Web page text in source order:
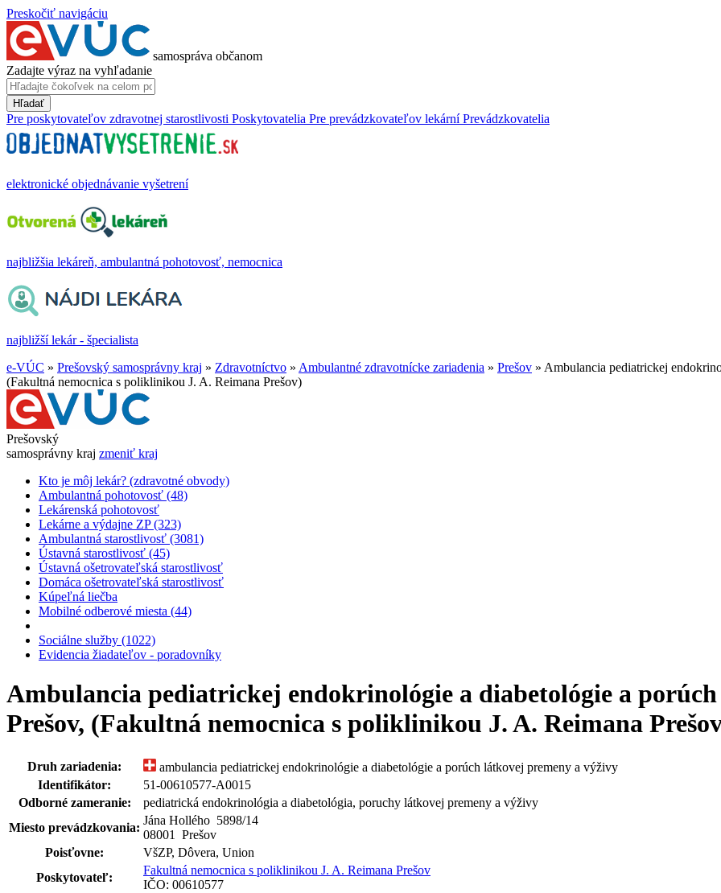
Preskočiť navigáciu
samospráva občanom
Zadajte výraz na vyhľadanie
Hľadať
Pre poskytovateľov zdravotnej starostlivosti Poskytovatelia Pre prevádzkovateľov lekární Prevádzkovatelia
elektronické objednávanie vyšetrení
najbližšia lekáreň, ambulantná pohotovosť, nemocnica
najbližší lekár - špecialista
e-VÚC » Prešovský samosprávny kraj » Zdravotníctvo » Ambulantné zdravotnícke zariadenia » Prešov » Ambulancia pediatrickej
(Fakultná nemocnica s poliklinikou J. A. Reimana Prešov)
Prešovský
samosprávny kraj zmeniť kraj
Kto je môj lekár? (zdravotné obvody)
Ambulantná pohotovosť (48)
Lekárenská pohotovosť
Lekárne a výdajne ZP (323)
Ambulantná starostlivosť (3081)
Ústavná starostlivosť (45)
Ústavná ošetrovateľská starostlivosť
Domáca ošetrovateľská starostlivosť
Kúpeľná liečba
Mobilné odberové miesta (44)
Sociálne služby (1022)
Evidencia žiadateľov - poradovníky
Ambulancia pediatrickej endokrinológie a diabetológie a
Prešov, (Fakultná nemocnica s poliklinikou J. A. Reimana
Druh zariadenia:
ambulancia pediatrickej endokrinológie a diabetológie a porúch látkovej premeny a výživy
Identifikátor:
51-00610577-A0015
Odborné zameranie:
pediatrická endokrinológia a diabetológia, poruchy látkovej premeny a výživy
Miesto prevádzkovania:
Jána Hollého 5898/14
08001 Prešov
Poisťovne:
VšZP, Dôvera, Union
Poskytovateľ:
Fakultná nemocnica s poliklinikou J. A. Reimana Prešov
IČO: 00610577